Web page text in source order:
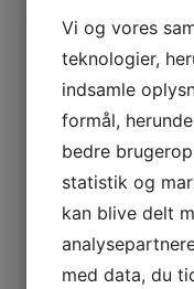
Old
15,00kr. Inkl.moms
Læg i kurv
Sa xi
18,00kr. Inkl.moms
Vi og vores
teknologier,
indsamle
formål,
bedre
statistik og
kan blive delt
med data, du